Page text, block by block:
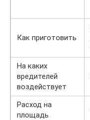
Как приготовить
На каких
вредителей
воздействует
Расход на
площадь